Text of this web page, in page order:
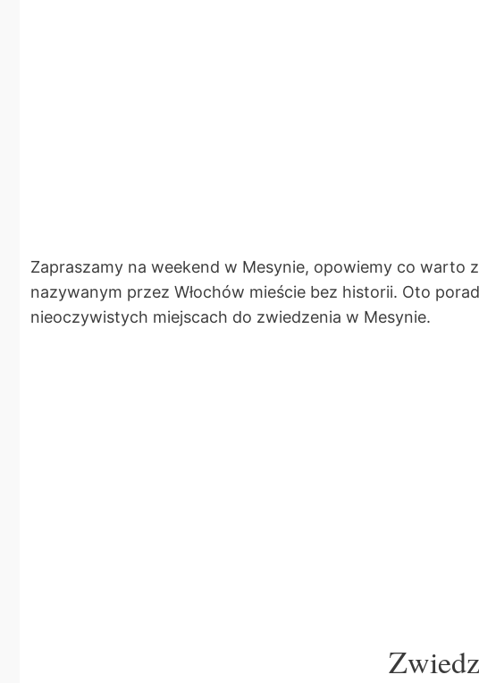
Zapraszamy na weekend w Mesynie, opowiemy co warto
nazywanym przez Włochów mieście bez historii. Oto
nieoczywistych miejscach do zwiedzenia w Mesynie.